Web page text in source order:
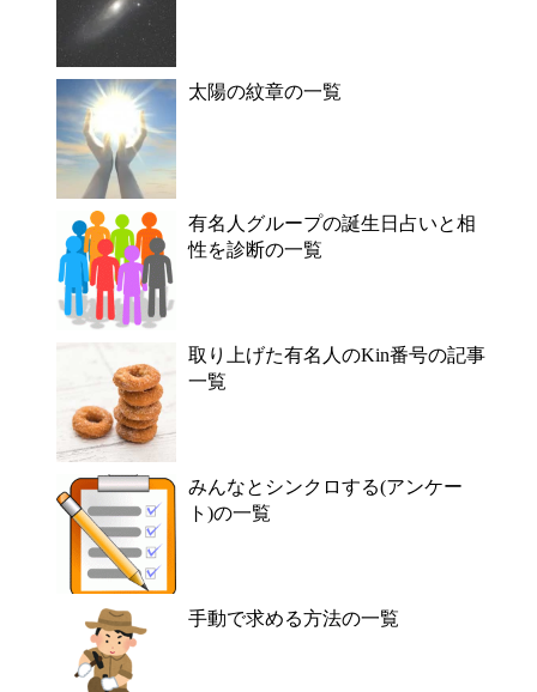
太陽の紋章の一覧
有名人グループの誕生日占いと相
性を診断の一覧
取り上げた有名人のKin番号の記事
一覧
みんなとシンクロする(アンケー
ト)の一覧
手動で求める方法の一覧